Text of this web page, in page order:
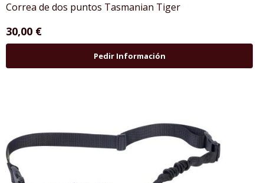
Correa de dos puntos Tasmanian Tiger
30,00 €
Pedir Información